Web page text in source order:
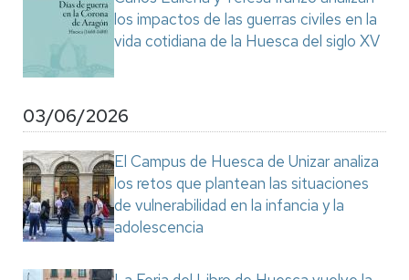
los impactos de las guerras civiles en la
vida cotidiana de la Huesca del siglo XV
03/06/2026
El Campus de Huesca de Unizar analiza
los retos que plantean las situaciones
de vulnerabilidad en la infancia y la
adolescencia